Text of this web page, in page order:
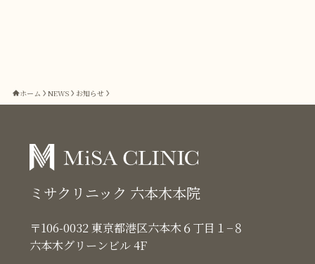
ホーム NEWS お知らせ
ミサクリニック 六本木本院
〒106-0032 東京都港区六本木６丁目１−８
六本木グリーンビル 4F